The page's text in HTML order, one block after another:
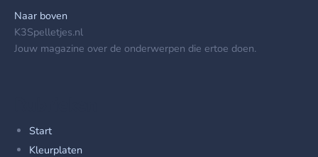
Naar boven
K3Spelletjes.nl
Jouw magazine over de onderwerpen die ertoe doen.
Start
Kleurplaten